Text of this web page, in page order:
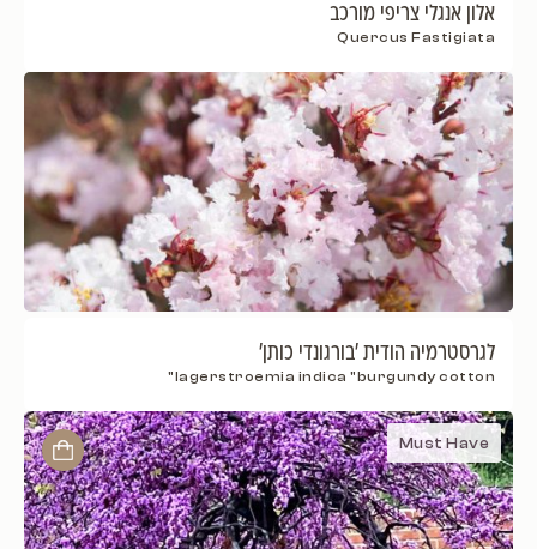
אלון אנגלי צריפי מורכב
Quercus Fastigiata
לגרסטרמיה הודית 'בורגונדי כותן'
lagerstroemia indica "burgundy cotton"
Must Have